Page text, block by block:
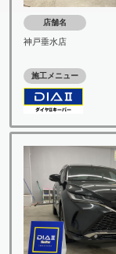
店舗名
神戸垂水店
施工メニュー